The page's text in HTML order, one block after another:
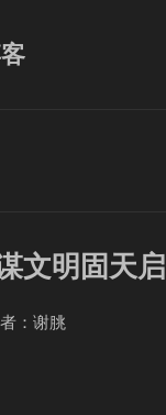
文明固天启
：谢朓